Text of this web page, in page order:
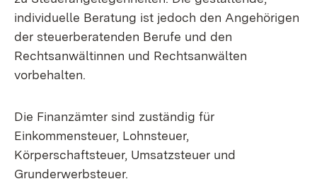
individuelle Beratung ist jedoch den Angehörigen
der steuerberatenden Berufe und den
Rechtsanwältinnen und Rechtsanwälten
vorbehalten.
Die Finanzämter sind zuständig für
Einkommensteuer, Lohnsteuer,
Körperschaftsteuer, Umsatzsteuer und
Grunderwerbsteuer.